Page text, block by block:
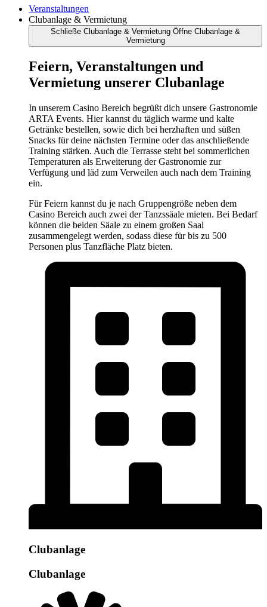
Veranstaltungen
Clubanlage & Vermietung
Schließe Clubanlage & Vermietung Öffne Clubanlage &
Vermietung
Feiern, Veranstaltungen und
Vermietung unserer Clubanlage
In unserem Casino Bereich begrüßt dich unsere Gastronomie
ARTA Events. Hier kannst du täglich warme und kalte
Getränke bestellen, sowie dich bei herzhaften und süßen
Snacks für deine nächsten Termine oder das anschließende
Training stärken. Auch die Terrasse steht bei sommerlichen
Temperaturen als Erweiterung der Gastronomie zur
Verfügung und läd zum Verweilen auch nach dem Training
ein.
Für Feiern kannst du je nach Gruppengröße neben dem
Casino Bereich auch zwei der Tanzssäale mieten. Bei Bedarf
können die beiden Säale zu einem großen Saal
zusammengelegt werden, sodass diese für bis zu 500
Personen plus Tanzfläche Platz bieten.
Clubanlage
Clubanlage